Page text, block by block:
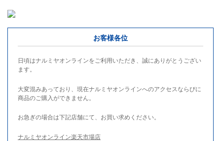
お客様各位
日頃はナルミヤオンラインをご利用いただき、誠にありがとうござい
ます。
大変混みあっており、現在ナルミヤオンラインへのアクセスならびに
商品のご購入ができません。
お急ぎの場合は下記店舗にて、お買い求めください。
ナルミヤオンライン楽天市場店